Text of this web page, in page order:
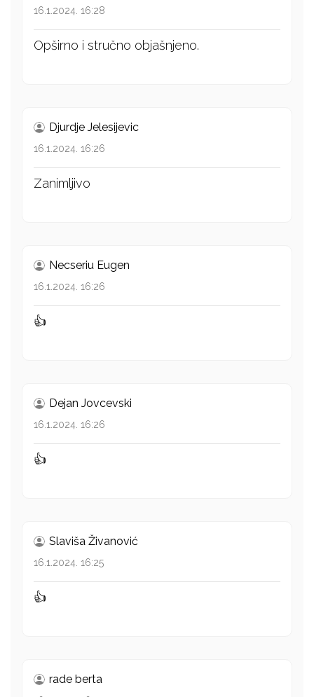
16.1.2024. 16:28
Opširno i stručno objašnjeno.
Djurdje Jelesijevic
16.1.2024. 16:26
Zanimljivo
Necseriu Eugen
16.1.2024. 16:26
👍
Dejan Jovcevski
16.1.2024. 16:26
👍
Slaviša Živanović
16.1.2024. 16:25
👍
rade berta